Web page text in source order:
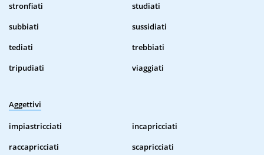
stronfiati
studiati
subbiati
sussidiati
tediati
trebbiati
tripudiati
viaggiati
Aggettivi
impiastricciati
incapricciati
raccapricciati
scapricciati